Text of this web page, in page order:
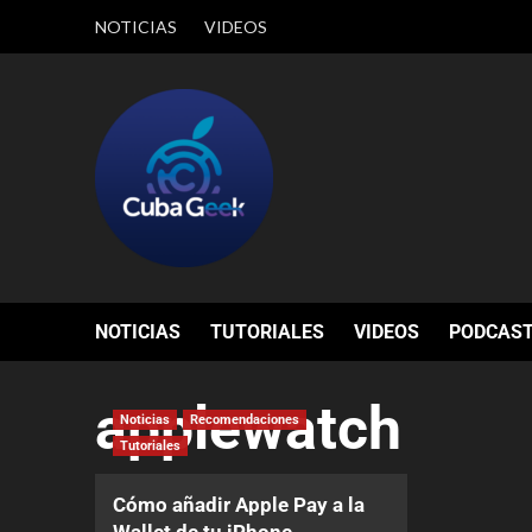
NOTICIAS VIDEOS
NOTICIAS TUTORIALES VIDEOS
applewatch
Noticias
Recomendaciones
Tutoriales
Cómo añadir Apple Pay a la